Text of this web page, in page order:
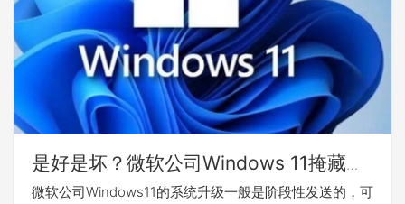
是好是坏？微软公司Windows 11掩藏选
择项曝出
微软公司Windows11的系统升级一般是阶段性发送的，可